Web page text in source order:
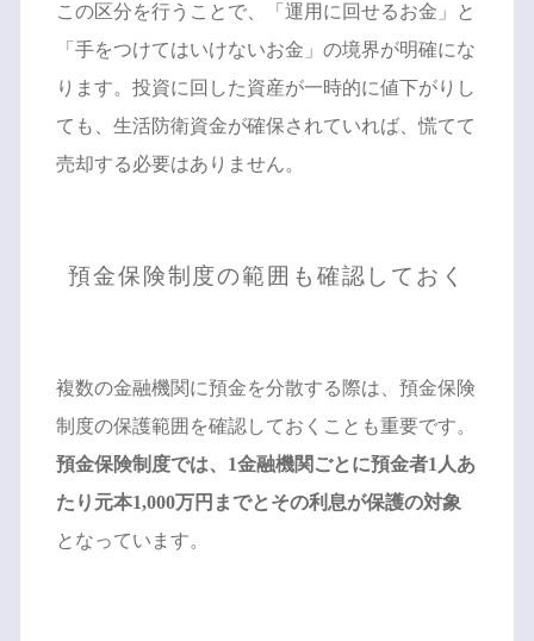
この区分を行うことで、「運用に回せるお金」と
「手をつけてはいけないお金」の境界が明確にな
ります。投資に回した資産が一時的に値下がりし
ても、生活防衛資金が確保されていれば、慌てて
売却する必要はありません。
預金保険制度の範囲も確認しておく
複数の金融機関に預金を分散する際は、預金保険
制度の保護範囲を確認しておくことも重要です。
預金保険制度では、1金融機関ごとに預金者1人あ
たり元本1,000万円までとその利息が保護の対象
となっています。